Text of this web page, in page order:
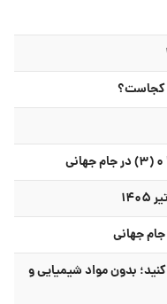
کجاست؟
۵ دقیقه‌ای تمیز کنید؛ بدون مواد شیمیایی و